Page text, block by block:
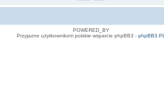
POWERED_BY
Przyjazne użytkownikom polskie wsparcie phpBB3 - phpBB3.PL